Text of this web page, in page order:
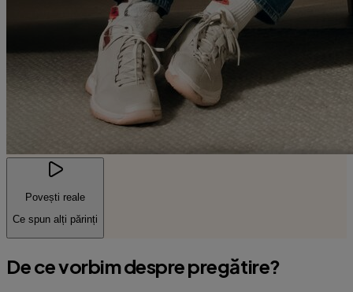
Povești reale
Ce spun alți părinți
De ce vorbim despre pregătire?